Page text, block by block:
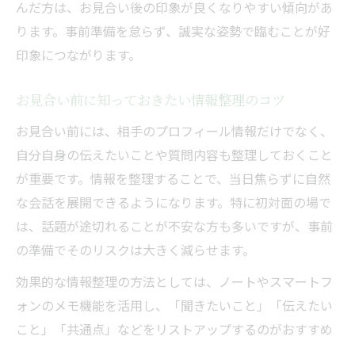
んだ方は、お見合い後の印象が良くなりやすい傾向があ
ります。事前準備を怠らず、誠実な姿勢で臨むことが好
印象につながります。
お見合い前に知っておきたい情報整理のコツ
お見合い前には、相手のプロフィール情報だけでなく、
自分自身の伝えたいことや質問内容も整理しておくこと
が重要です。情報を整理することで、当日焦らずに自然
な会話を展開できるようになります。特に初対面の場で
は、話題が途切れることが不安な方も多いですが、事前
の準備でそのリスクは大きく減らせます。
効果的な情報整理の方法としては、ノートやスマートフ
ォンのメモ機能を活用し、「聞きたいこと」「伝えたい
こと」「共通点」などをリストアップするのがおすすめ